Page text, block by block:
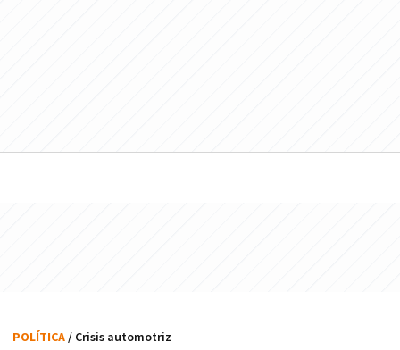
POLÍTICA/ Crisis automotriz